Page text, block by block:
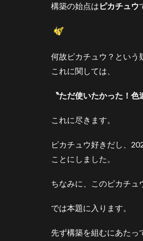
3.3
3.4
ジュ
ラル
ウオ
3.6
ス
4
出
と
構築の始点は ピカチュウ
何故ピカチュウ？という
これに関しては、
〝ただ使いたかった！
これに尽きます。
ピカチュウ好きだし、
ことにしました。
ちなみに、このピカチュ
では本題に入ります。
先ず構築を組むにあたっ